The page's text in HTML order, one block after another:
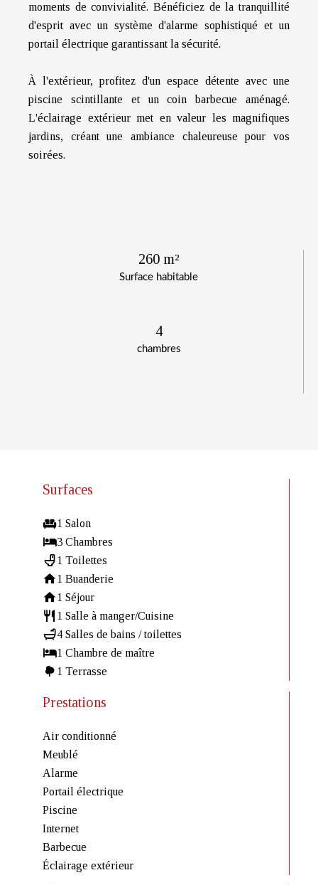
Surface habitable
260 m²
chambres
4
moments de convivialité. Bénéficiez de la tranquillité
d'esprit avec un système d'alarme sophistiqué et un
portail électrique garantissant la sécurité.
À l'extérieur, profitez d'un espace détente avec une
piscine scintillante et un coin barbecue aménagé.
L'éclairage extérieur met en valeur les magnifiques
jardins, créant une ambiance chaleureuse pour vos
soirées.
Surfaces
1 Salon
3 Chambres
1 Toilettes
1 Buanderie
1 Séjour
1 Salle à manger/Cuisine
4 Salles de bains / toilettes
1 Chambre de maître
1 Terrasse
Prestations
Air conditionné
Meublé
Alarme
Portail électrique
Piscine
Internet
Barbecue
Éclairage extérieur